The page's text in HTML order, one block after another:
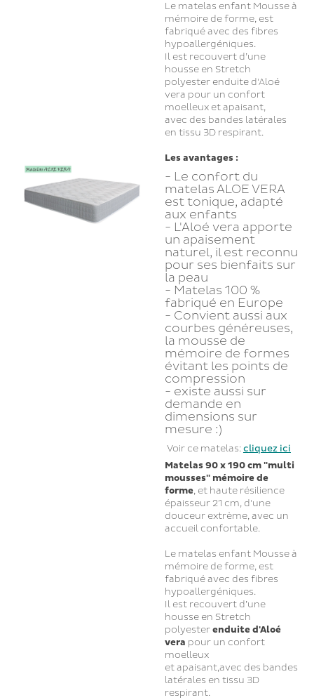
Le matelas enfant Mousse à
mémoire de forme, est
fabriqué avec des fibres
hypoallergéniques.
Il est recouvert d’une
housse en Stretch
polyester enduite d'Aloé
vera pour un confort
moelleux et apaisant,
avec des bandes latérales
en tissu 3D respirant.
Les avantages :
- Le confort du
matelas ALOE VERA
est tonique, adapté
aux enfants
- L'Aloé vera apporte
un apaisement
naturel, il est reconnu
pour ses bienfaits sur
la peau
- Matelas 100 %
fabriqué en Europe
- Convient aussi aux
courbes généreuses,
la mousse de
mémoire de formes
évitant les points de
compression
- existe aussi sur
demande en
dimensions sur
mesure :)
Voir ce matelas:cliquez ici
Matelas 90 x 190 cm "multi
mousses" mémoire de
forme, et haute résilience
épaisseur 21 cm, d'une
douceur extrème, avec un
accueil confortable.
Le matelas enfant Mousse à
mémoire de forme, est
fabriqué avec des fibres
hypoallergéniques.
Il est recouvert d’une
housse en Stretch
polyesterenduite d'Aloé
vera pour un confort
moelleux
et apaisant,avec des bandes
latérales en tissu 3D
respirant.